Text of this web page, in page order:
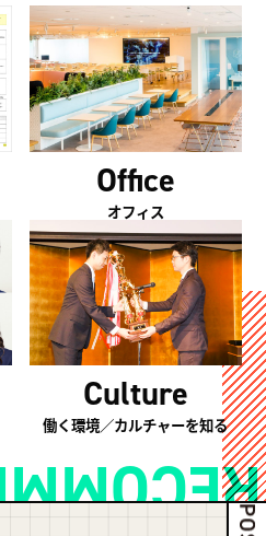
Office
オフィス
Culture
働く環境／カルチャーを知る